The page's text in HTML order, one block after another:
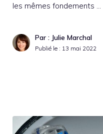
les mêmes fondements …
Par : Julie Marchal
Publié le : 13 mai 2022